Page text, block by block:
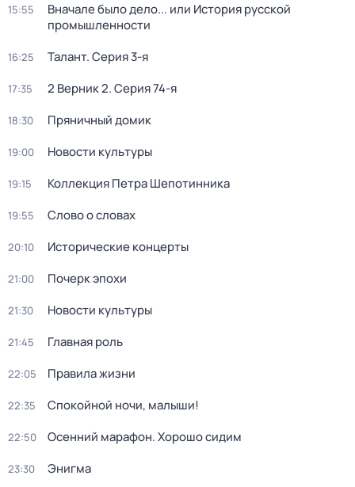
15:55
Вначале было дело... или История русской
промышленности
16:25 Талант. Серия 3-я
17:35 2 Верник 2. Серия 74-я
18:30 Пряничный домик
19:00 Новости культуры
19:15 Коллекция Петра Шепотинника
19:55 Слово о словах
20:10 Исторические концерты
21:00 Почерк эпохи
21:30 Новости культуры
21:45 Главная роль
22:05 Правила жизни
22:35 Спокойной ночи, малыши!
22:50 Осенний марафон. Хорошо сидим
23:30 Энигма